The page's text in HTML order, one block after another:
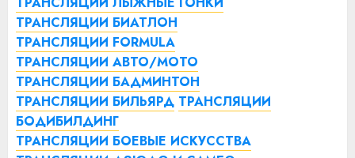
ТРАНСЛЯЦИИ БИАТЛОН
ТРАНСЛЯЦИИ FORMULA
ТРАНСЛЯЦИИ АВТО/МОТО
ТРАНСЛЯЦИИ БАДМИНТОН
ТРАНСЛЯЦИИ БИЛЬЯРД ТРАНСЛЯЦИИ
БОДИБИЛДИНГ
ТРАНСЛЯЦИИ БОЕВЫЕ ИСКУССТВА